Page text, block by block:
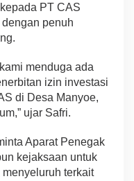
PT CAS
penuh
menduga ada
izin investasi
di Desa Manyoe,
ujar Safri.
Aparat Penegak
kejaksaan untuk
terkait